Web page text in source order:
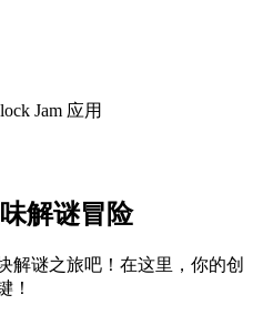
Jam 应用
解谜冒险
解谜之旅吧！在这里，你的创
！